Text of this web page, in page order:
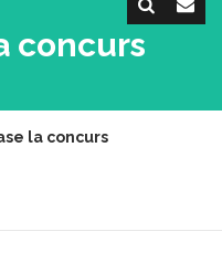
concurs
la concurs